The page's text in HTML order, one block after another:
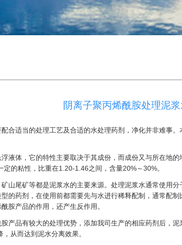
阴离子聚丙烯酰胺处理泥
适当的处理工艺及合适的水处理药剂，净化并非难事
体，它的特性主要取决于其成份，而成份又与所在地
的粘性，比重在1.20-1.46之间，含量20%～30%。
尾矿等都是泥浆水的主要来源。处理泥浆水通常使用
的药剂，在使用前都需要先与水进行稀释配制，通常配
胺产品的作用，还产生反作用。
品有较大的处理优势，添加我司生产的相应药剂后，
从而达到泥水分离效果。